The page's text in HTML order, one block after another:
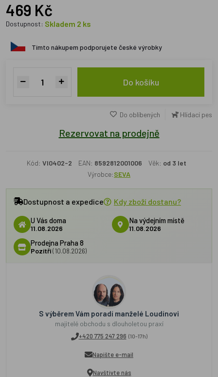
469 Kč
Dostupnost: Skladem 2 ks
Tímto nákupem podporujete české výrobky
Do košíku
Do oblíbených Hlídací pes
Rezervovat na prodejně
Kód: VI0402-2 EAN: 8592812001006 Věk: od 3 let
Výrobce:SEVA
Dostupnost a expedice Kdy zboží dostanu?
U Vás doma
11.08.2026
Na výdejním místě
11.08.2026
Prodejna Praha 8
Pozítří(10.08.2026)
S výběrem Vám poradí manželé Loudínovi
majitelé obchodu s dlouholetou praxí
+420 775 247 296 (10-17h)
Napište e-mail
Navštivte nás